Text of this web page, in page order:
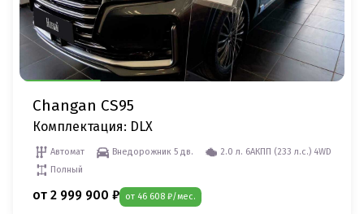
Changan CS95
Комплектация: DLX
Автомат Внедорожник 5 дв.
2.0 л. 6AКПП (233 л.c.) 4WD
Полный
от 2 999 900 ₽ от 46 608 ₽/мес.